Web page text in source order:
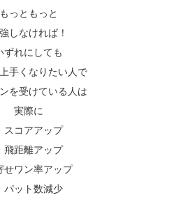
もっともっと
しなければ！
ずれにしても
手くなりたい人で
を受けている人は
実際に
スコアアップ
飛距離アップ
せワン率アップ
パット数減少